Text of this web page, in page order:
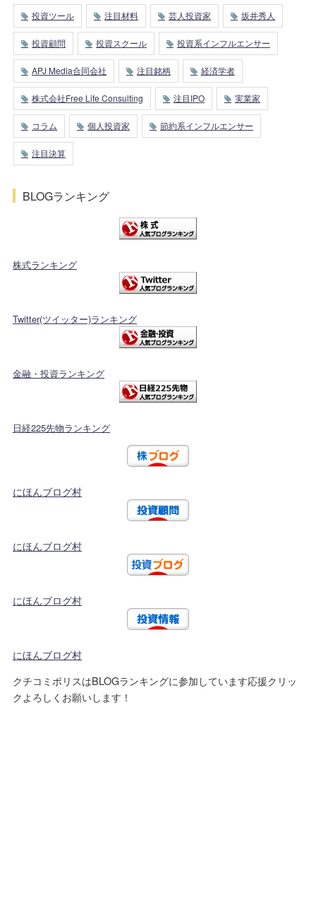
投資ツール 注目材料 芸人投資家 坂井秀人
投資顧問 投資スクール 投資系インフルエンサー
APJ Media合同会社 注目銘柄 経済学者
株式会社Free Life Consulting 注目IPO 実業家
コラム 個人投資家 節約系インフルエンサー
注目決算
BLOGランキング
株式ランキング
Twitter(ツイッター)ランキング
金融・投資ランキング
日経225先物ランキング
にほんブログ村
にほんブログ村
にほんブログ村
にほんブログ村
クチコミポリスはBLOGランキングに参加しています応援クリッ
クよろしくお願いします！